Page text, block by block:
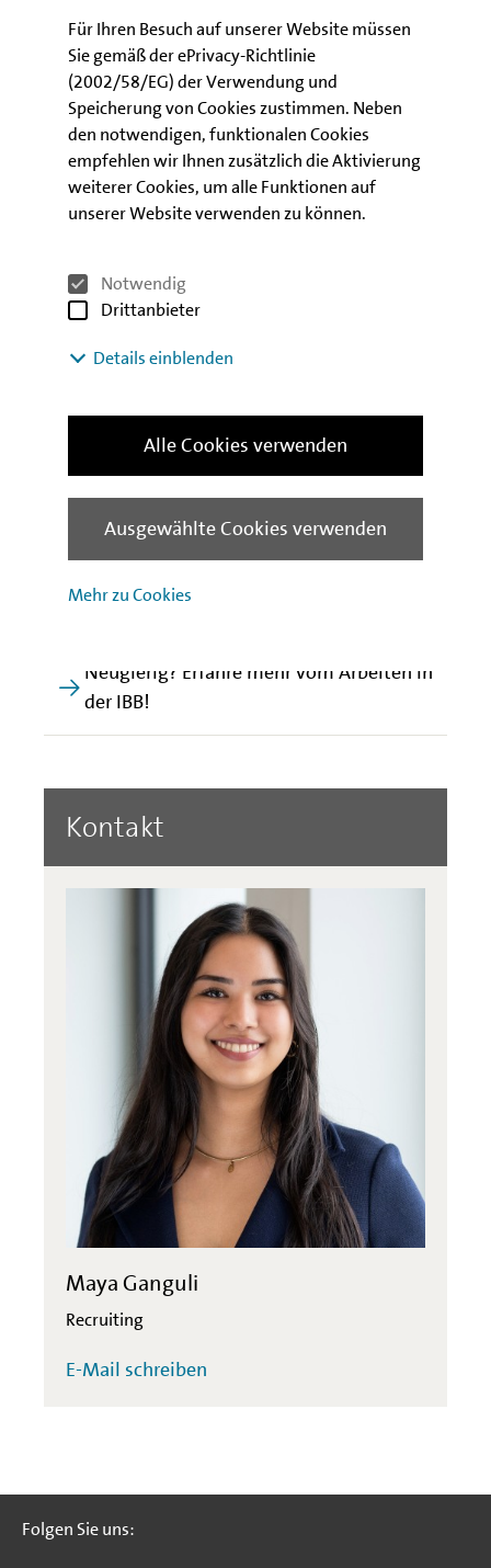
Für Ihren Besuch auf unserer Website müssen
Sie gemäß der ePrivacy-Richtlinie
(2002/58/EG) der Verwendung und
Speicherung von Cookies zustimmen. Neben
den notwendigen, funktionalen Cookies
empfehlen wir Ihnen zusätzlich die Aktivierung
weiterer Cookies, um alle Funktionen auf
unserer Website verwenden zu können.
Notwendig
Drittanbieter
Details einblenden
Mehr zu Cookies
Ausgewählte Cookies verwenden
Alle Cookies verwenden
Tauche ein in die spannende Arbeitswelt bei der IBB
und lass dich sich von unseren begeisterten
Kolleginnen und Kollegen mitnehmen auf eine Reise
hinter die Kulissen mit unserem Format "IBB
Insights".
Meet Ronny - Insights Episode 2
Einstellungen diesen Inhalt nicht sehen.
Digitalisierung ist sein Ding! Was Ronny Liebert als
Requirement Engineer bei uns macht und warum er gerne
bei uns arbeitet, erfahrt Ihr hier!
Neugierig? Erfahre mehr vom Arbeiten in
der IBB!
Kontakt
Maya Ganguli
Recruiting
E-Mail schreiben
Folgen Sie uns:
Folgen Sie uns: